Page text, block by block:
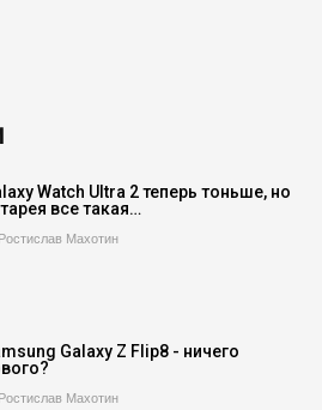
Watch Ultra 2 теперь тоньше, но
все такая…
Махотин
Galaxy Z Flip8 - ничего
Махотин